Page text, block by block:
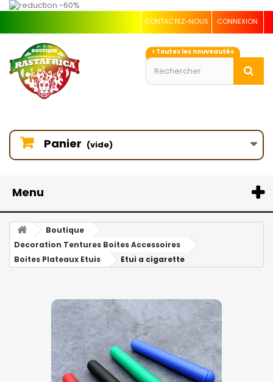
CONNEXION
CONTACTEZ-NOUS
> Toutes les nouveautés
Panier (vide)
Menu
Boutique
Decoration Tentures Boites Accessoires
Boites Plateaux Etuis
Etui a cigarette